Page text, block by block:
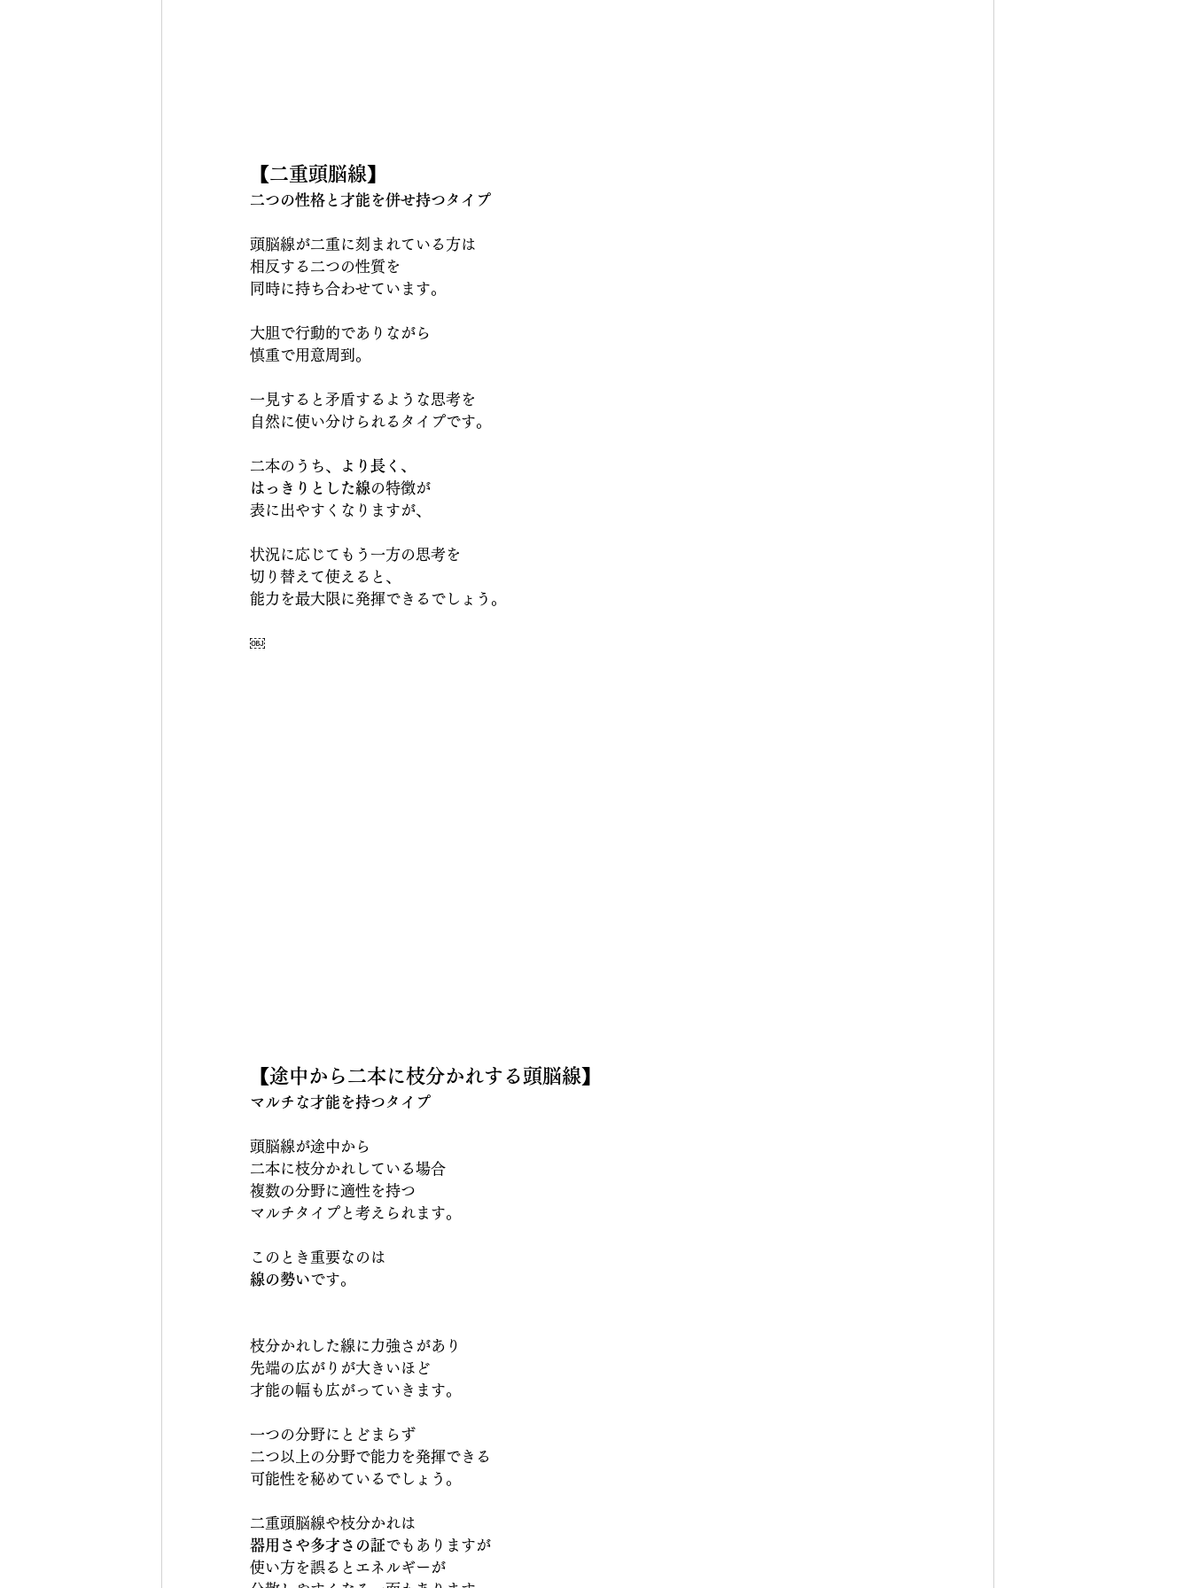
【二重頭脳線】
二つの性格と才能を併せ持つタイプ
頭脳線が二重に刻まれている方は
相反する二つの性質を
同時に持ち合わせています。
大胆で行動的でありながら
慎重で用意周到。
一見すると矛盾するような思考を
自然に使い分けられるタイプです。
二本のうち、
より長く、
はっきりとした線の特徴が
表に出やすくなりますが、
状況に応じてもう一方の思考を
切り替えて使えると、
能力を最大限に発揮できるでしょう。
￼
【途中から二本に枝分かれする頭脳線】
マルチな才能を持つタイプ
頭脳線が途中から
二本に枝分かれしている場合
複数の分野に適性を持つ
マルチタイプと考えられます。
このとき重要なのは
線の勢いです。
枝分かれした線に力強さがあり
先端の広がりが大きいほど
才能の幅も広がっていきます。
一つの分野にとどまらず
二つ以上の分野で能力を発揮できる
可能性を秘めているでしょう。
二重頭脳線や枝分かれは
器用さや多才さの証でもありますが
使い方を誤るとエネルギーが